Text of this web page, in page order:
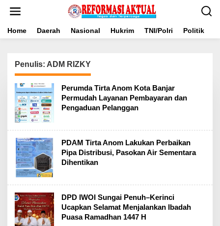
Home Daerah Nasional Hukrim TNI/Polri Politik
Penulis: ADM RIZKY
Perumda Tirta Anom Kota Banjar
Permudah Layanan Pembayaran dan
Pengaduan Pelanggan
PDAM Tirta Anom Lakukan Perbaikan
Pipa Distribusi, Pasokan Air Sementara
Dihentikan
DPD IWOI Sungai Penuh–Kerinci
Ucapkan Selamat Menjalankan Ibadah
Puasa Ramadhan 1447 H